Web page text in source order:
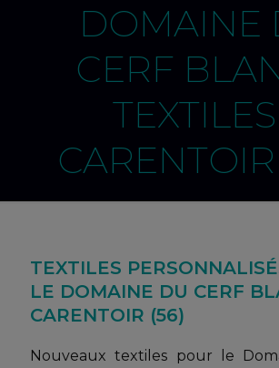
DOMAINE
CERF
TEXTILES
LE DOMAINE DU CERF
CARENTOIR (56)
Nouveaux textiles pour le